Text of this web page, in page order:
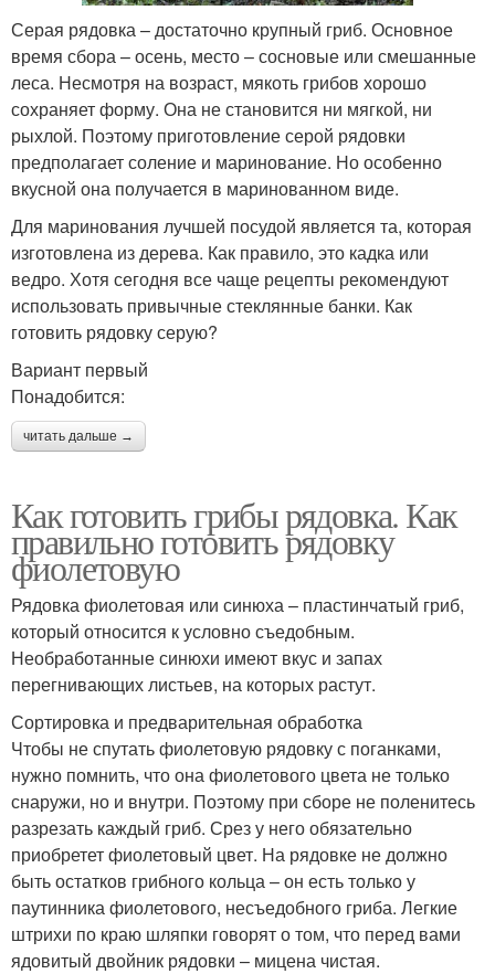
Серая рядовка – достаточно крупный гриб. Основное
время сбора – осень, место – сосновые или смешанные
леса. Несмотря на возраст, мякоть грибов хорошо
сохраняет форму. Она не становится ни мягкой, ни
рыхлой. Поэтому приготовление серой рядовки
предполагает соление и маринование. Но особенно
вкусной она получается в маринованном виде.
Для маринования лучшей посудой является та, которая
изготовлена из дерева. Как правило, это кадка или
ведро. Хотя сегодня все чаще рецепты рекомендуют
использовать привычные стеклянные банки. Как
готовить рядовку серую?
Вариант первый
Понадобится:
читать дальше →
Как готовить грибы рядовка. Как
правильно готовить рядовку
фиолетовую
Рядовка фиолетовая или синюха – пластинчатый гриб,
который относится к условно съедобным.
Необработанные синюхи имеют вкус и запах
перегнивающих листьев, на которых растут.
Сортировка и предварительная обработка
Чтобы не спутать фиолетовую рядовку с поганками,
нужно помнить, что она фиолетового цвета не только
снаружи, но и внутри. Поэтому при сборе не поленитесь
разрезать каждый гриб. Срез у него обязательно
приобретет фиолетовый цвет. На рядовке не должно
быть остатков грибного кольца – он есть только у
паутинника фиолетового, несъедобного гриба. Легкие
штрихи по краю шляпки говорят о том, что перед вами
ядовитый двойник рядовки – мицена чистая.